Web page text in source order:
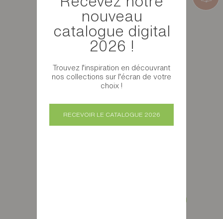
nouveau
catalogue digital
2026 !
Trouvez l’inspiration en découvrant
nos collections sur l’écran de votre
choix !
RECEVOIR LE CATALOGUE 2026